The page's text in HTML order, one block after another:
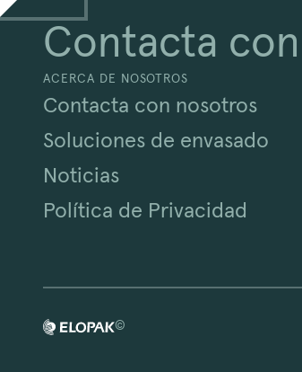
Contacta
ACERCA DE NOSOTROS
Contacta con nosotros
Soluciones de envasado
Noticias
Política de Privacidad
©